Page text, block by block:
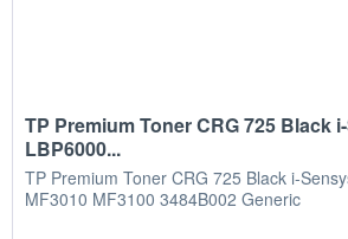
TP Premium Toner CRG 725 Black
LBP6000...
TP Premium Toner CRG 725 Black i-
MF3010 MF3100 3484B002 Generic